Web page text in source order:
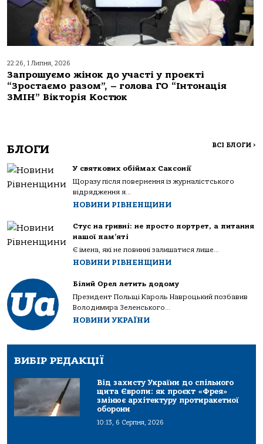
22:26, 1 Липня, 2026
Запрошуємо жінок до участі у проєкті
“Зростаємо разом”, – голова ГО “Інтонація
ЗМІН” Вікторія Костюк
БЛОГИ ВСІ БЛОГИ >
У святкових обіймах Саксонії
Щоразу після повернення із журналістського
відрядження я...
НОВИНИ РІВНЕНЩИНИ
Стус на гривні: не просто портрет, а питання
нашої пам’яті
Є імена, які не повинні залишатися лише...
НОВИНИ РІВНЕНЩИНИ
Білий Орел летить додому
Президент Польщі Кароль Навроцький позбавив
Володимира Зеленського...
НОВИНИ УКРАЇНИ
ВИБІР РЕДАКЦІЇ
Від захисту України до спільного
щита Європи: як проєкт «Фрея»
змінює архітектуру протиракетної
оборони
10:13, 6 Серпня, 2026